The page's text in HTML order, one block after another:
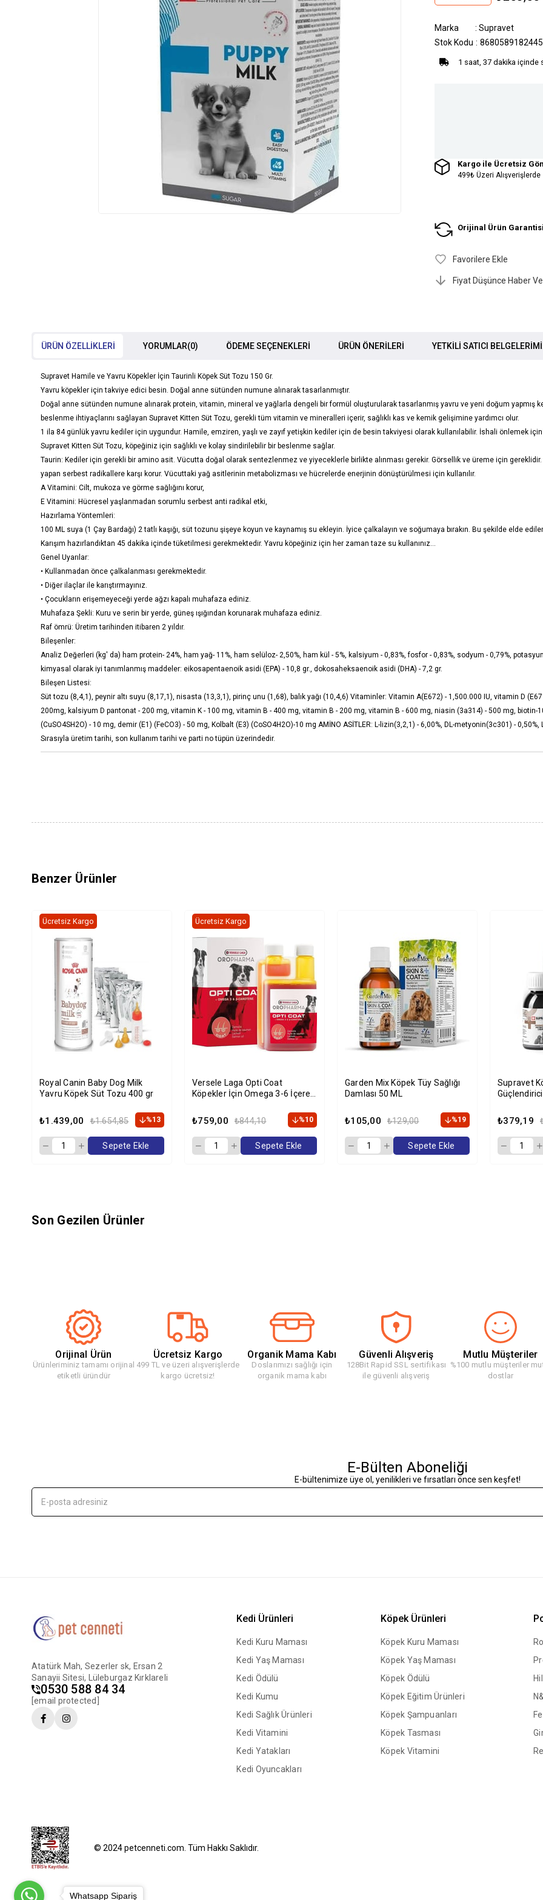
Marka : Supravet
Stok Kodu
8680589182445
1 saat, 37 dakika içinde
Kargo ile Ücretsiz
499₺ Üzeri Alışverişlerde
Orijinal Ürün Garantisi
Favorilere Ekle
Fiyat Düşünce Haber
ÜRÜN ÖZELLIKLERI YORUMLAR(0) ÖDEME SEÇENEKLERI ÜRÜN ÖNERILERI YETKİLİ SATICI
Supravet Hamile ve Yavru Köpekler İçin Taurinli Köpek Süt Tozu 150 Gr.
Yavru köpekler için takviye edici besin. Doğal anne sütünden numune alınarak tasarlanmıştır.
Doğal anne sütünden numune alınarak protein, vitamin, mineral ve yağlarla dengeli bir formül oluşturularak tasarlanmış yavru ve yeni doğum yapmış
beslenme ihtiyaçlarını sağlayan Supravet Kitten Süt Tozu, gerekli tüm vitamin ve mineralleri içerir, sağlıklı kas ve kemik gelişimine yardımcı olur.
1 ila 84 günlük yavru kediler için uygundur. Hamile, emziren, yaşlı ve zayıf yetişkin kediler için de besin takviyesi olarak kullanılabilir. İshali önlemek için
Supravet Kitten Süt Tozu, köpeğiniz için sağlıklı ve kolay sindirilebilir bir beslenme sağlar.
Taurin: Kediler için gerekli bir amino asit. Vücutta doğal olarak sentezlenmez ve yiyeceklerle birlikte alınması gerekir. Görsellik ve üreme için
yapan serbest radikallere karşı korur. Vücuttaki yağ asitlerinin metabolizması ve hücrelerde enerjinin dönüştürülmesi için kullanılır.
A Vitamini: Cilt, mukoza ve görme sağlığını korur,
E Vitamini: Hücresel yaşlanmadan sorumlu serbest anti radikal etki,
Hazırlama Yöntemleri:
100 ML suya (1 Çay Bardağı) 2 tatlı kaşığı, süt tozunu şişeye koyun ve kaynamış su ekleyin. İyice çalkalayın ve soğumaya bırakın. Bu şekilde elde
Karışım hazırlandıktan 45 dakika içinde tüketilmesi gerekmektedir. Yavru köpeğiniz için her zaman taze su kullanınız…
Genel Uyarılar:
• Kullanmadan önce çalkalanması gerekmektedir.
• Diğer ilaçlar ile karıştırmayınız.
• Çocukların erişemeyeceği yerde ağzı kapalı muhafaza ediniz.
Muhafaza Şekli: Kuru ve serin bir yerde, güneş ışığından korunarak muhafaza ediniz.
Raf ömrü: Üretim tarihinden itibaren 2 yıldır.
Bileşenler:
Analiz Değerleri (kg' da) ham protein- 24%, ham yağ- 11%, ham selüloz- 2,50%, ham kül - 5%, kalsiyum - 0,83%, fosfor - 0,83%, sodyum - 0,79%,
kimyasal olarak iyi tanımlanmış maddeler: eikosapentaenoik asidi (EPA) - 10,8 gr., dokosaheksaenoik asidi (DHA) - 7,2 gr.
Bileşen Listesi:
Süt tozu (8,4,1), peynir altı suyu (8,17,1), nisasta (13,3,1), pirinç unu (1,68), balık yağı (10,4,6) Vitaminler: Vitamin A(E672) - 1,500.000 IU, vitamin D
200mg, kalsiyum D pantonat - 200 mg, vitamin K - 100 mg, vitamin B - 400 mg, vitamin B - 200 mg, vitamin B - 600 mg, niasin (3a314) - 500 mg, biotin-
(CuSO4SH2O) - 10 mg, demir (E1) (FeCO3) - 50 mg, Kolbalt (E3) (CoSO4H2O)-10 mg AMİNO ASİTLER: L-lizin(3,2,1) - 6,00%, DL-metyonin(3c301) -
Sırasıyla üretim tarihi, son kullanım tarihi ve parti no tüpün üzerindedir.
Benzer Ürünler
Royal Canin Baby Dog Milk
Yavru Köpek Süt Tozu 400 gr
₺1.439,00 ₺1.654,85 %13
Ücretsiz Kargo
Sepete Ekle
Versele Laga Opti Coat
Köpekler İçin Omega 3-6 İçeren
₺759,00 ₺844,10 %10
Ücretsiz Kargo
Sepete Ekle
Garden Mix Köpek Tüy Sağlığı
Damlası 50 ML
₺105,00 ₺129,00 %19
Sepete Ekle
Supravet
Güçlendirici
₺379,19
Son Gezilen Ürünler
Orijinal Ürün
Ürünleriminiz tamamı orijinal
etiketli üründür
Ücretsiz Kargo
499 TL ve üzeri alışverişlerde
kargo ücretsiz!
Organik Mama Kabı
Doslarımızı sağlığı için
organik mama kabı
Güvenli Alışveriş
128Bit Rapid SSL sertifikası
ile güvenli alışveriş
Mutlu Müşteriler
%100 mutlu müşteriler
dostlar
E-Bülten Aboneliği
E-bültenimize üye ol, yenilikleri ve fırsatları önce sen keşfet!
Atatürk Mah, Sezerler sk, Ersan 2
Sanayii Sitesi, Lüleburgaz Kırklareli
0530 588 84 34
[email protected]
Kedi Ürünleri
Kedi Kuru Maması
Kedi Yaş Maması
Kedi Ödülü
Kedi Kumu
Kedi Sağlık Ürünleri
Kedi Vitamini
Kedi Yatakları
Kedi Oyuncakları
Köpek Ürünleri
Köpek Kuru Maması
Köpek Yaş Maması
Köpek Ödülü
Köpek Eğitim Ürünleri
Köpek Şampuanları
Köpek Tasması
Köpek Vitamini
© 2024 petcenneti.com. Tüm Hakkı Saklıdır.
Whatsapp Sipariş